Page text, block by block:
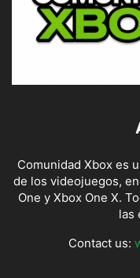
Comunidad Xbox es
de los videojuegos,
One y Xbox One X.
las
Contact us: